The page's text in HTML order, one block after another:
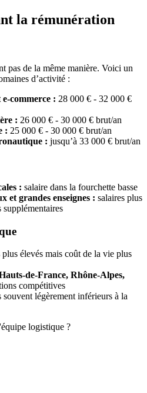
la rémunération
pas de la même manière. Voici un
d’activité :
commerce : 28 000 € - 32 000 €
: 26 000 € - 30 000 € brut/an
: 25 000 € - 30 000 € brut/an
: jusqu’à 33 000 € brut/an
: salaire dans la fourchette basse
et grandes enseignes : salaires plus
supplémentaires
plus élevés mais coût de la vie plus
de-France, Rhône-Alpes,
compétitives
souvent légèrement inférieurs à la
logistique ?